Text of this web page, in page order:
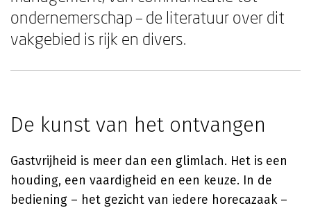
ondernemerschap – de literatuur over dit
vakgebied is rijk en divers.
De kunst van het ontvangen
Gastvrijheid is meer dan een glimlach. Het is een
houding, een vaardigheid en een keuze. In de
bediening – het gezicht van iedere horecazaak –